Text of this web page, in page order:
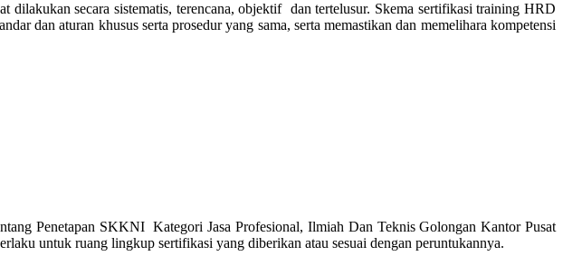
dilakukan secara sistematis, terencana, objektif dan tertelusur. Skema sertifikasi training HRD
dan aturan khusus serta prosedur yang sama, serta memastikan dan memelihara kompetensi
Penetapan SKKNI Kategori Jasa Profesional, Ilmiah Dan Teknis Golongan Kantor Pusat
untuk ruang lingkup sertifikasi yang diberikan atau sesuai dengan peruntukannya.